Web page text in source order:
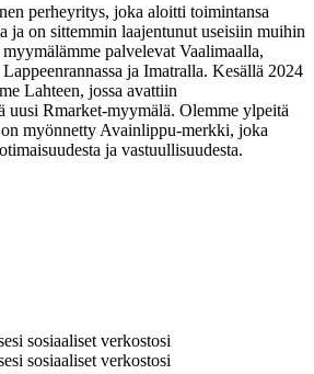
perheyritys, joka aloitti toimintansa
ja on sittemmin laajentunut useisiin muihin
palvelevat Vaalimaalla,
ja Imatralla. Kesällä 2024
Lahteen, jossa avattiin
uusi Rmarket-myymälä. Olemme ylpeitä
myönnetty Avainlippu-merkki, joka
ja vastuullisuudesta.
sosiaaliset verkostosi
sosiaaliset verkostosi